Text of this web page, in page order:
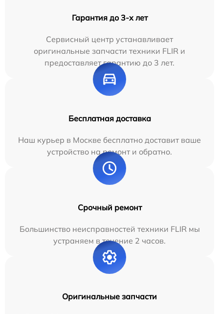
Гарантия до 3-х лет
Сервисный центр устанавливает
оригинальные запчасти техники FLIR и
предоставляет гарантию до 3 лет.
Бесплатная доставка
Наш курьер в Москве бесплатно доставит ваше
устройство на ремонт и обратно.
Срочный ремонт
Большинство неисправностей техники FLIR мы
устраняем в течение 2 часов.
Оригинальные запчасти